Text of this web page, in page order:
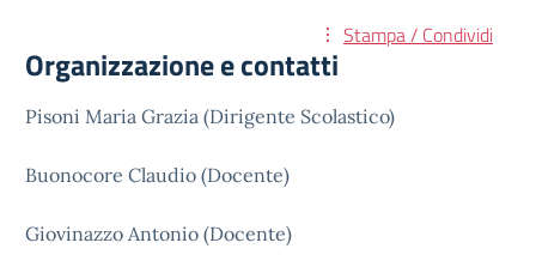
Stampa / Condividi
Organizzazione e contatti
Pisoni Maria Grazia (Dirigente Scolastico)
Buonocore Claudio (Docente)
Giovinazzo Antonio (Docente)